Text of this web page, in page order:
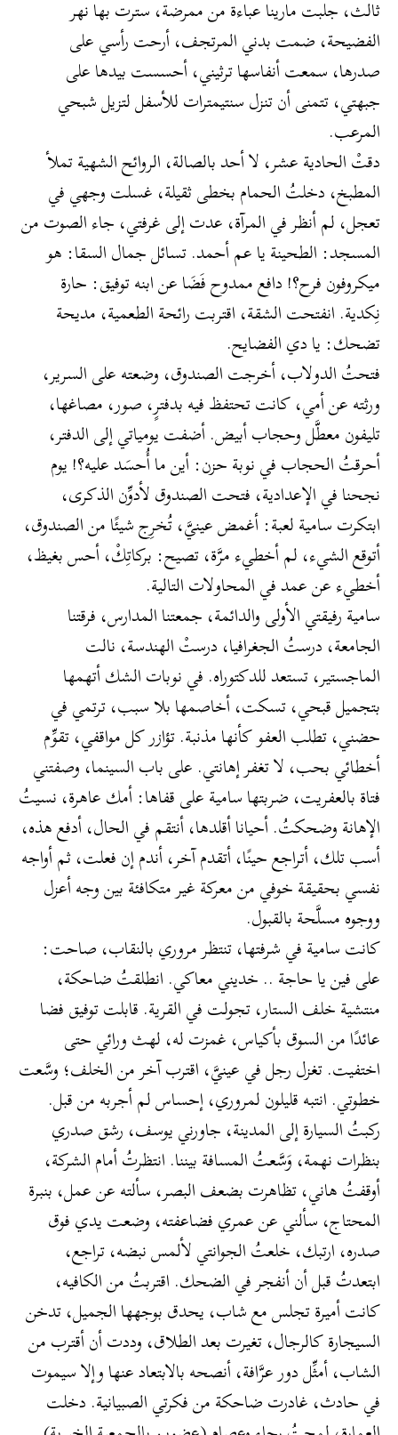
ثالث، جلبت مارينا عباءة من ممرضة، سترت بها نهر
الفضيحة، ضمت بدني المرتجف، أرحت رأسي على
صدرها، سمعت أنفاسها ترثيني، أحسست بيدها على
جبهتي، تتمنى أن تنزل سنتيمترات للأسفل لتزيل شبحي
المرعب.
دقتْ الحادية عشر، لا أحد بالصالة، الروائح الشهية تملأ
المطبخ، دخلتُ الحمام بخطى ثقيلة، غسلت وجهي في
تعجل، لم أنظر في المرآة، عدت إلى غرفتي، جاء الصوت من
المسجد: الطحينة يا عم أحمد. تسائل جمال السقا: هو
ميكروفون فرح؟! دافع ممدوح فَضَا عن ابنه توفيق: حارة
نِكدية. انفتحت الشقة، اقتربت رائحة الطعمية، مديحة
تضحك: يا دي الفضايح.
فتحتُ الدولاب، أخرجت الصندوق، وضعته على السرير،
ورثته عن أمي، كانت تحتفظ فيه بدفترٍ، صور، مصاغها،
تليفون معطَّل وحجاب أبيض. أضفت يومياتي إلى الدفتر،
أحرقتُ الحجاب في نوبة حزن: أين ما أُحسَد عليه؟! يوم
نجحنا في الإعدادية، فتحت الصندوق لأدوِّن الذكرى،
ابتكرت سامية لعبة: أغمض عينيَّ، تُخرِج شيئًا من الصندوق،
أتوقع الشيء، لم أخطيء مرَّة، تصيح: بركاتِكْ، أحس بغيظ،
أخطيء عن عمد في المحاولات التالية.
سامية رفيقتي الأولى والدائمة، جمعتنا المدارس، فرقتنا
الجامعة، درستُ الجغرافيا، درستْ الهندسة، نالت
الماجستير، تستعد للدكتوراه. في نوبات الشك أتهمها
بتجميل قبحي، تسكت، أخاصمها بلا سبب، ترتمي في
حضني، تطلب العفو كأنها مذنبة. تؤازر كل مواقفي، تقوِّم
أخطائي بحب، لا تغفر إهانتي. على باب السينما، وصفتني
فتاة بالعفريت، ضربتها سامية على قفاها: أمك عاهرة، نسيتُ
الإهانة وضحكتُ. أحيانا أقلدها، أنتقم في الحال، أدفع هذه،
أسب تلك، أتراجع حينًا، أتقدم آخر، أندم إن فعلت، ثم أواجه
نفسي بحقيقة خوفي من معركة غير متكافئة بين وجه أعزل
ووجوه مسلَّحة بالقبول.
كانت سامية في شرفتها، تنتظر مروري بالنقاب، صاحت:
على فين يا حاجة .. خديني معاكي. انطلقتُ ضاحكة،
منتشية خلف الستار، تجولت في القرية. قابلت توفيق فضا
عائدًا من السوق بأكياس، غمزت له، لهث ورائي حتى
اختفيت. تغزل رجل في عينيَّ، اقترب آخر من الخلف؛ وسَّعت
خطوتي. انتبه قليلون لمروري، إحساس لم أجربه من قبل.
ركبتُ السيارة إلى المدينة، جاورني يوسف، رشق صدري
بنظرات نهمة، وَسَّعتُ المسافة بيننا. انتظرتُ أمام الشركة،
أوقفتُ هاني، تظاهرت بضعف البصر، سألته عن عمل، بنبرة
المحتاج، سألني عن عمري فضاعفته، وضعت يدي فوق
صدره، ارتبك، خلعتُ الجوانتي لألمس نبضه، تراجع،
ابتعدتُ قبل أن أنفجر في الضحك. اقتربتُ من الكافيه،
كانت أميرة تجلس مع شاب، يحدق بوجهها الجميل، تدخن
السيجارة كالرجال، تغيرت بعد الطلاق، وددت أن أقترب من
الشاب، أمثِّل دور عرَّافة، أنصحه بالابتعاد عنها وإلا سيموت
في حادث، غادرت ضاحكة من فكرتي الصبيانية. دخلت